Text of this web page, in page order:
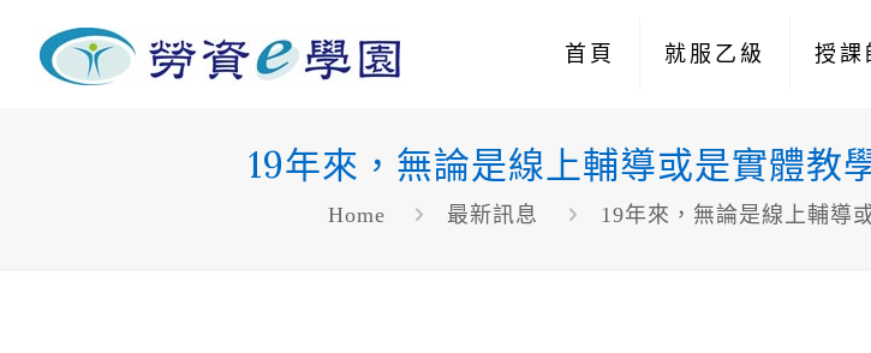
首頁 就服乙級 授課
19年來，無論是線上輔導或是實體教
Home 最新訊息 19年來，無論是線上輔導